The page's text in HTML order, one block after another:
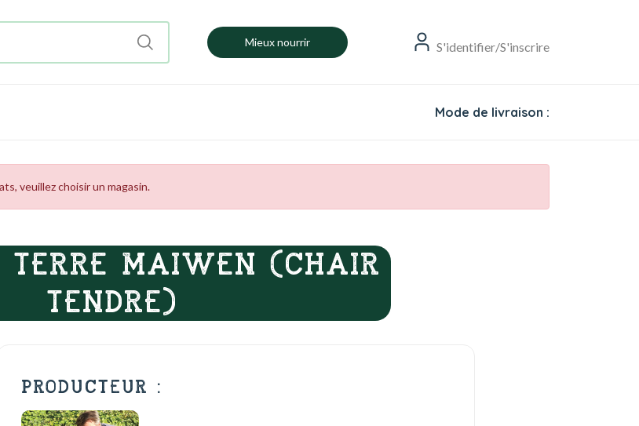
Mieux nourrir S'identifier/S'inscrire
Mode de livraison :
veuillez choisir un magasin.
TERRE MAIWEN (CHAIR
TENDRE)
PRODUCTEUR :